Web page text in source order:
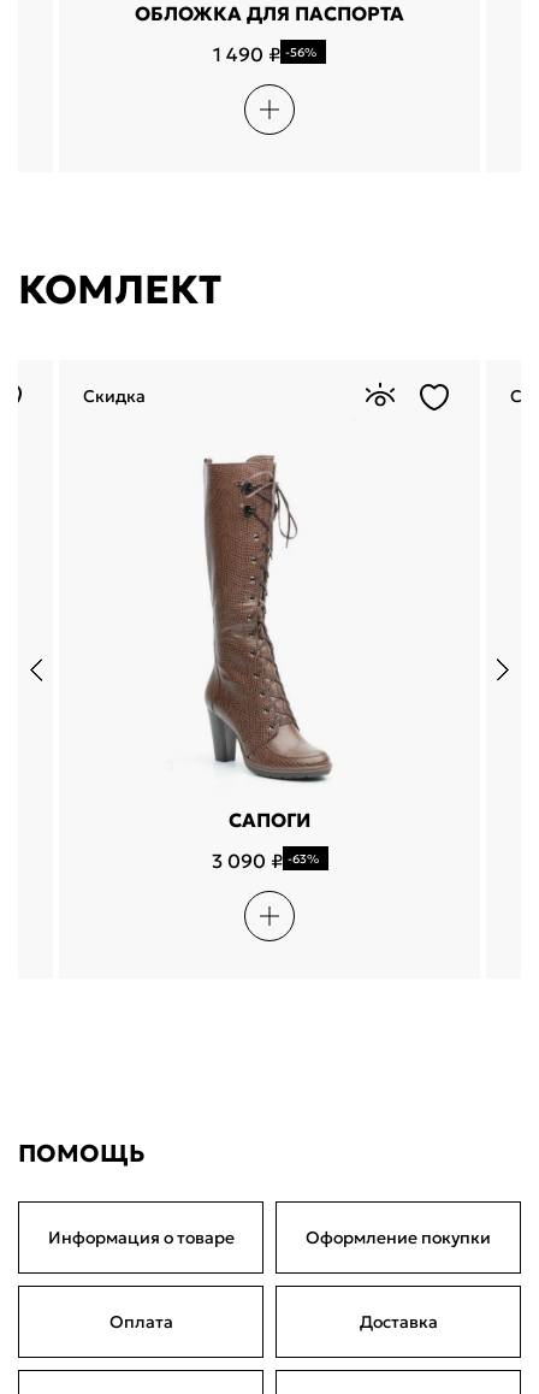
ОБЛОЖКА ДЛЯ ПАСПОРТА
1 490 ₽ -56%
КОМЛЕКТ
САПОГИ
3 090 ₽ -63%
Скидка
ПОМОЩЬ
Информация о товаре Оформление покупки
Оплата Доставка